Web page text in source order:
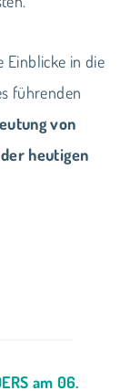
Einblicke in die
führenden
von
heutigen
am 06.